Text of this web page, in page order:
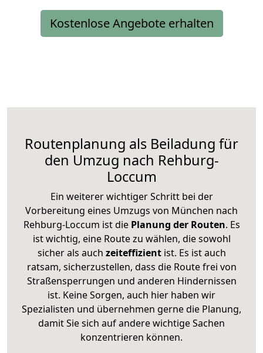
Kostenlose Angebote erhalten
Routenplanung als Beiladung für
den Umzug nach Rehburg-
Loccum
Ein weiterer wichtiger Schritt bei der
Vorbereitung eines Umzugs von München nach
Rehburg-Loccum ist diePlanung der Routen. Es
ist wichtig, eine Route zu wählen, die sowohl
sicher als auch zeiteffizientist. Es ist auch
ratsam, sicherzustellen, dass die Route frei von
Straßensperrungen und anderen Hindernissen
ist. Keine Sorgen, auch hier haben wir
Spezialisten und übernehmen gerne die Planung,
damit Sie sich auf andere wichtige Sachen
konzentrieren können.